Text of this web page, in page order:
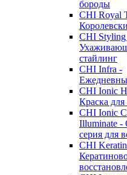
бороды
CHI Royal
CHI
стайлинг
CHI Infra -
CHI Ionic
Краска для
CHI Ionic
Illuminate -
серия для
CHI